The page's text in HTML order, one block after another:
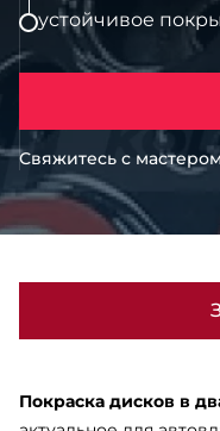
Свяжитесь с
устойчивое
Покраска дисков в